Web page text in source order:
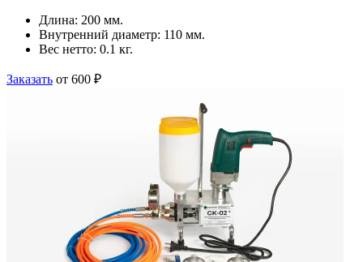
Длина: 200 мм.
Внутренний диаметр: 110 мм.
Вес нетто: 0.1 кг.
Заказать от 600 ₽